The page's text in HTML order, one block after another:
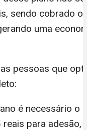
sendo cobrado o
uma
pessoas que
é necessário o
para adesão,